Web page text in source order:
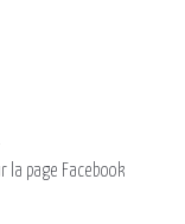
la page Facebook